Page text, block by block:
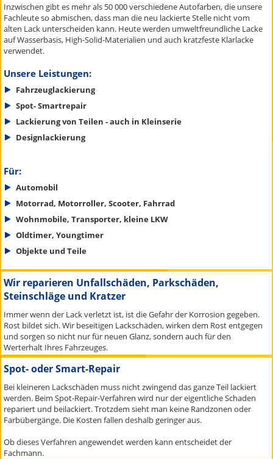
Inzwischen gibt es mehr als 50 000 verschiedene Autofarben, die unsere
Fachleute so abmischen, dass man die neu lackierte Stelle nicht vom
alten Lack unterscheiden kann. Heute werden umweltfreundliche Lacke
auf Wasserbasis, High-Solid-Materialien und auch kratzfeste Klarlacke
verwendet.
Unsere Leistungen:
Fahrzeuglackierung
Spot- Smartrepair
Lackierung von Teilen - auch in Kleinserie
Designlackierung
Für:
Automobil
Motorrad, Motorroller, Scooter, Fahrrad
Wohnmobile, Transporter, kleine LKW
Oldtimer, Youngtimer
Objekte und Teile
Wir reparieren Unfallschäden, Parkschäden,
Steinschläge und Kratzer
Immer wenn der Lack verletzt ist, ist die Gefahr der Korrosion gegeben.
Rost bildet sich. Wir beseitigen Lackschäden, wirken dem Rost entgegen
und sorgen so nicht nur für neuen Glanz, sondern auch für den
Werterhalt Ihres Fahrzeuges.
Spot- oder Smart-Repair
Bei kleineren Lackschäden muss nicht zwingend das ganze Teil lackiert
werden. Beim Spot-Repair-Verfahren wird nur der eigentliche Schaden
repariert und beilackiert. Trotzdem sieht man keine Randzonen oder
Farbübergänge. Die Kosten fallen deshalb geringer aus.
Ob dieses Verfahren angewendet werden kann entscheidet der
Fachmann.